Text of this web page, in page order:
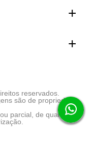
reservados.
são de propriedade
parcial, de qualquer